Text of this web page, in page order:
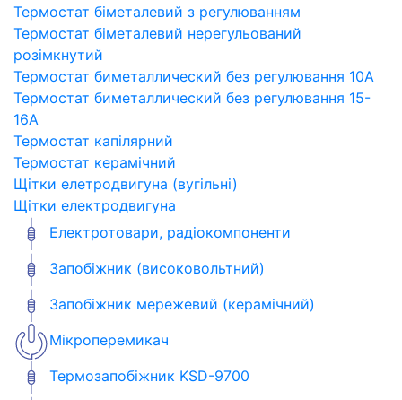
Термостат біметалевий з регулюванням
Термостат біметалевий нерегульований
розімкнутий
Термостат биметаллический без регулювання 10A
Термостат биметаллический без регулювання 15-
16A
Термостат капілярний
Термостат керамічний
Щітки елетродвигуна (вугільні)
Щітки електродвигуна
Електротовари, радіокомпоненти
Запобіжник (високовольтний)
Запобіжник мережевий (керамічний)
Мікроперемикач
Термозапобіжник KSD-9700